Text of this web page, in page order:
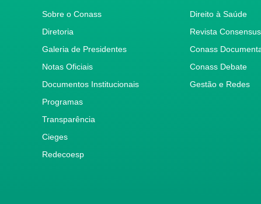
Sobre o Conass
Diretoria
Galeria de Presidentes
Notas Oficiais
Documentos Institucionais
Programas
Transparência
Cieges
Redecoesp
Direito à Saúde
Revista Consensus
Conass
Conass Debate
Gestão e Redes